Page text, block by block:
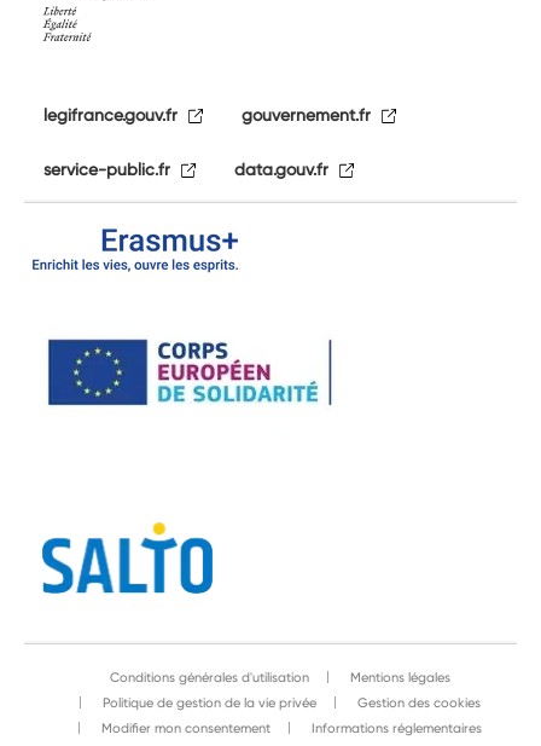
legifrance.gouv.fr gouvernement.fr
service-public.fr data.gouv.fr
Conditions générales d'utilisation
Mentions légales
Politique de gestion de la vie privée
Gestion des cookies
Modifier mon consentement
Informations réglementaires